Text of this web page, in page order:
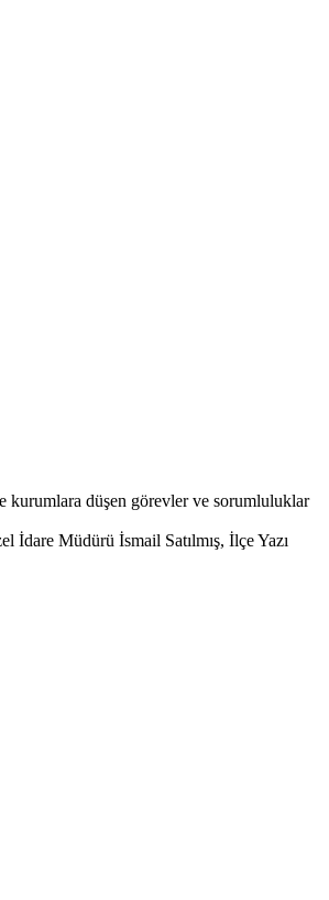
kurumlara düşen görevler ve sorumluluklar
Müdürü İsmail Satılmış, İlçe Yazı